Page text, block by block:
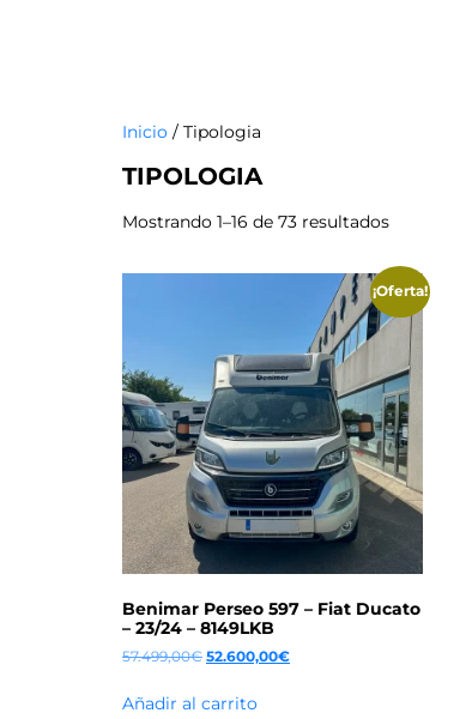
Inicio / Tipologia
TIPOLOGIA
Mostrando 1–16 de 73 resultados
¡Oferta!
Benimar Perseo 597 – Fiat Ducato
– 23/24 – 8149LKB
57.499,00€ 52.600,00€
Añadir al carrito